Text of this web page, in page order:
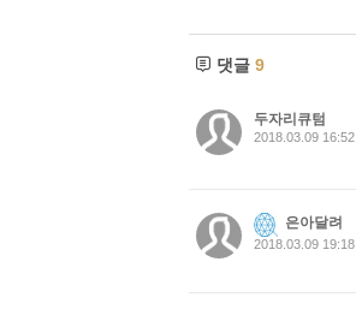
댓글 9
두자리큐텀
2018.03.09 16:52
은아달려
2018.03.09 19:18